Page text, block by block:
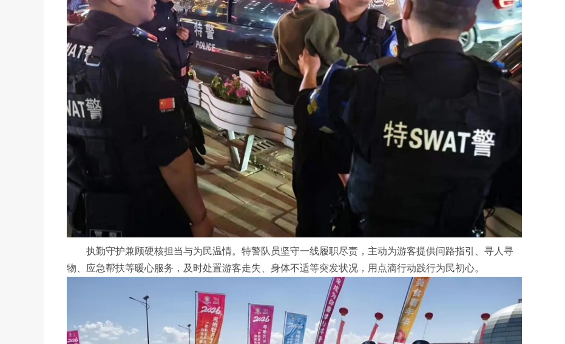
执勤守护兼顾硬核担当与为民温情。特警队员坚守一线履职尽责，主动为游客提供问路指引、寻人寻
物、应急帮扶等暖心服务，及时处置游客走失、身体不适等突发状况，用点滴行动践行为民初心。